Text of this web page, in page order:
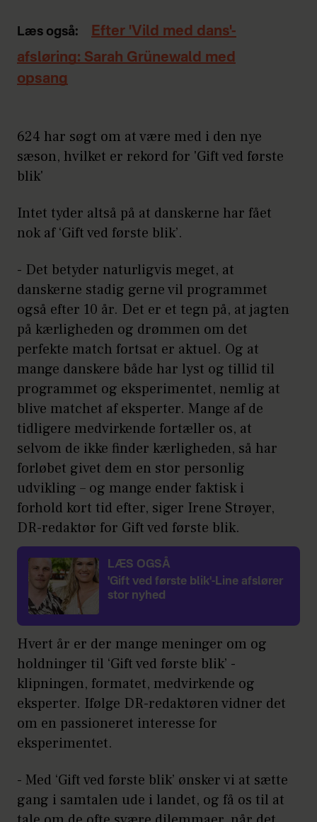
Læs også:
Efter 'Vild med dans'-
afsløring: Sarah Grünewald med
opsang
624 har søgt om at være med i den nye
sæson, hvilket er rekord for 'Gift ved første
blik'
Intet tyder altså på at danskerne har fået
nok af ‘Gift ved første blik’.
- Det betyder naturligvis meget, at
danskerne stadig gerne vil programmet
også efter 10 år. Det er et tegn på, at jagten
på kærligheden og drømmen om det
perfekte match fortsat er aktuel. Og at
mange danskere både har lyst og tillid til
programmet og eksperimentet, nemlig at
blive matchet af eksperter. Mange af de
tidligere medvirkende fortæller os, at
selvom de ikke finder kærligheden, så har
forløbet givet dem en stor personlig
udvikling – og mange ender faktisk i
forhold kort tid efter, siger Irene Strøyer,
DR-redaktør for Gift ved første blik.
LÆS OGSÅ
'Gift ved første blik'-Line afslører
stor nyhed
Hvert år er der mange meninger om og
holdninger til ‘Gift ved første blik’ -
klipningen, formatet, medvirkende og
eksperter. Ifølge DR-redaktøren vidner det
om en passioneret interesse for
eksperimentet.
- Med ‘Gift ved første blik’ ønsker vi at sætte
gang i samtalen ude i landet, og få os til at